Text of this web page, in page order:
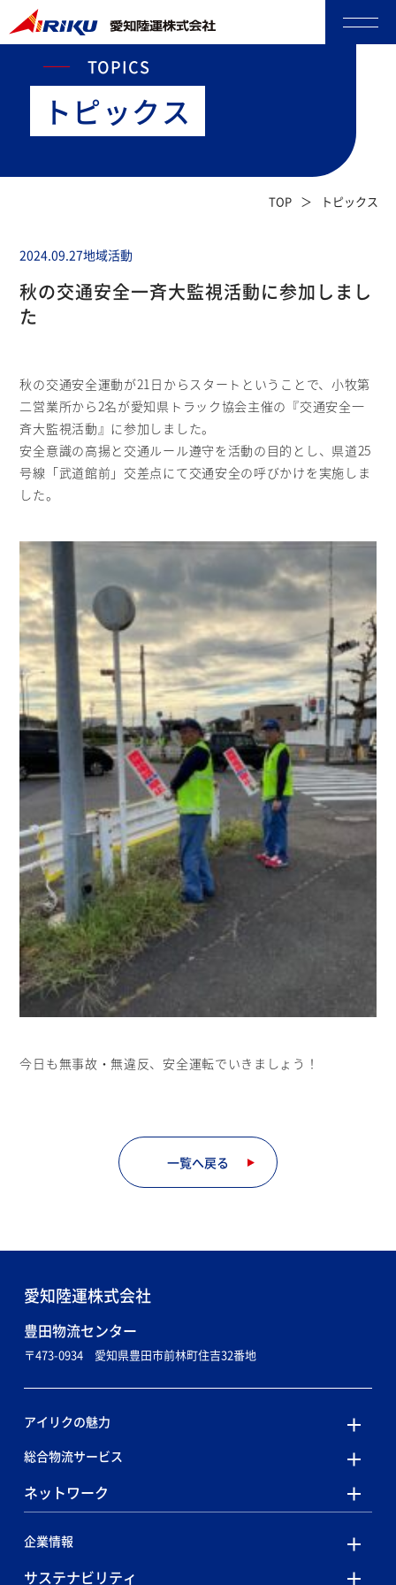
TOPICS
トピックス
TOP トピックス
2024.09.27地域活動
秋の交通安全一斉大監視活動に参加しまし
た
秋の交通安全運動が21日からスタートということで、小牧第
二営業所から2名が愛知県トラック協会主催の『交通安全一
斉大監視活動』に参加しました。
安全意識の高揚と交通ルール遵守を活動の目的とし、県道25
号線「武道館前」交差点にて交通安全の呼びかけを実施しま
した。
今日も無事故・無違反、安全運転でいきましょう！
一覧へ戻る
愛知陸運株式会社
〒473-0934 愛知県豊田市前林町住吉32番地
アイリクの魅力
総合物流サービス
ネットワーク
企業情報
サステナビリティ